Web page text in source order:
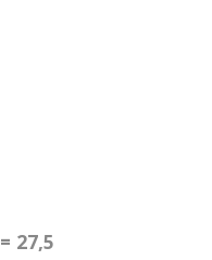
27,5